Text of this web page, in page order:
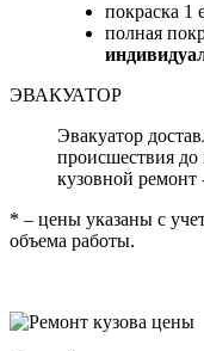
покраска
полная
ЭВАКУАТОР
Эвакуатор
происшествия до
кузовной ремонт
* – цены указаны с
объема работы.